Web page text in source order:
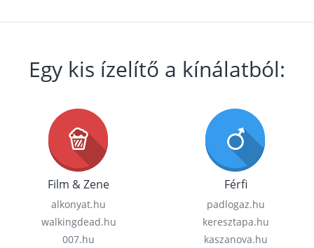
Egy kis ízelítő a kínálatból:
Film & Zene
alkonyat.hu
walkingdead.hu
007.hu
Férfi
padlogaz.hu
keresztapa.hu
kaszanova.hu